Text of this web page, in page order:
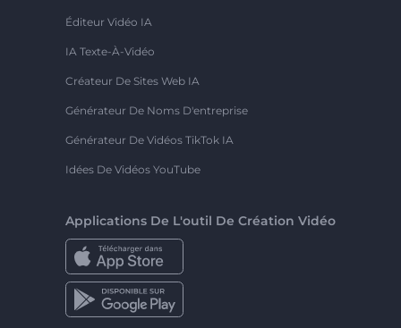
Éditeur Vidéo IA
IA Texte-À-Vidéo
Créateur De Sites Web IA
Générateur De Noms D'entreprise
Générateur De Vidéos TikTok IA
Idées De Vidéos YouTube
Applications De L'outil De Création Vidéo